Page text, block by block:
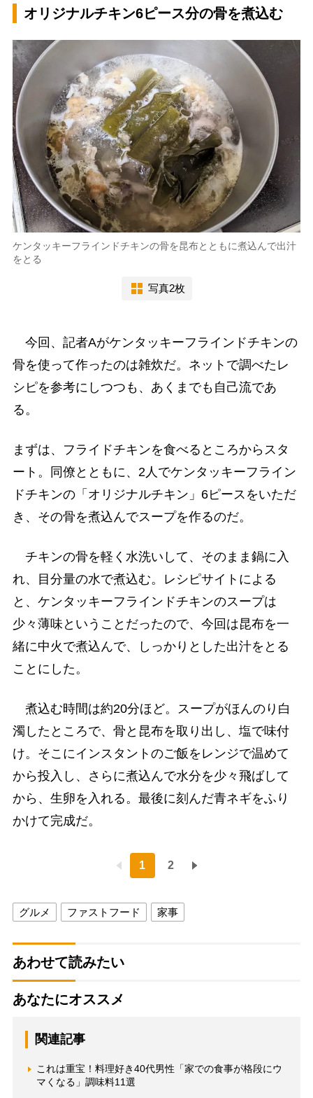
オリジナルチキン6ピース分の骨を煮込む
ケンタッキーフラインドチキンの骨を昆布とともに煮込んで出汁
をとる
写真2枚
今回、記者Aがケンタッキーフラインドチキンの
骨を使って作ったのは雑炊だ。ネットで調べたレ
シピを参考にしつつも、あくまでも自己流であ
る。
まずは、フライドチキンを食べるところからスタ
ート。同僚とともに、2人でケンタッキーフライン
ドチキンの「オリジナルチキン」6ピースをいただ
き、その骨を煮込んでスープを作るのだ。
チキンの骨を軽く水洗いして、そのまま鍋に入
れ、目分量の水で煮込む。レシピサイトによる
と、ケンタッキーフラインドチキンのスープは
少々薄味ということだったので、今回は昆布を一
緒に中火で煮込んで、しっかりとした出汁をとる
ことにした。
煮込む時間は約20分ほど。スープがほんのり白
濁したところで、骨と昆布を取り出し、塩で味付
け。そこにインスタントのご飯をレンジで温めて
から投入し、さらに煮込んで水分を少々飛ばして
から、生卵を入れる。最後に刻んだ青ネギをふり
かけて完成だ。
1 2
グルメ ファストフード 家事
あわせて読みたい
あなたにオススメ
関連記事
これは重宝！料理好き40代男性「家での食事が格段にウ
マくなる」調味料11選